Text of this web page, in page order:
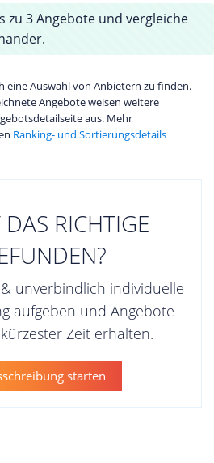
zu 3 Angebote und vergleiche
eine Auswahl von Anbietern zu finden.
Angebote weisen weitere
aus. Mehr
Ranking- und Sortierungsdetails
RICHTIGE
unverbindlich individuelle
aufgeben und Angebote
Zeit erhalten.
starten